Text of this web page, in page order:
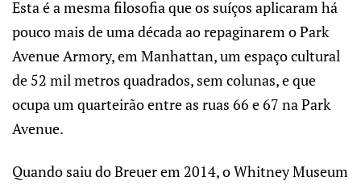
Esta é a mesma filosofia que os suíços aplicaram há
pouco mais de uma década ao repaginarem o Park
Avenue Armory, em Manhattan, um espaço cultural
de 52 mil metros quadrados, sem colunas, e que
ocupa um quarteirão entre as ruas 66 e 67 na Park
Avenue.
Quando saiu do Breuer em 2014, o Whitney Museum